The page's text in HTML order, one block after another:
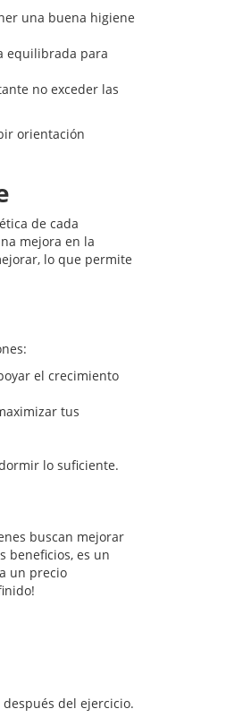
una buena higiene
equilibrada para
no exceder las
orientación
de cada
mejora en la
lo que permite
el crecimiento
tus
lo suficiente.
buscan mejorar
beneficios, es un
un precio
del ejercicio.